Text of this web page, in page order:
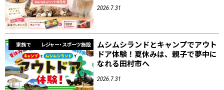
2026.7.31
家族で レジャー・スポーツ施設
ムシムシランドとキャンプでアウト
ドア体験！夏休みは、親子で夢中に
なれる田村市へ
2026.7.31